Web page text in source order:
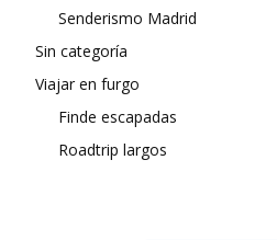
Senderismo Madrid
Sin categoría
Viajar en furgo
Finde escapadas
Roadtrip largos